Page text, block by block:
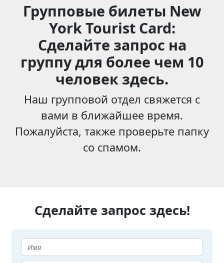
Групповые билеты New
York Tourist Card:
Сделайте запрос на
группу для более чем 10
человек здесь.
Наш групповой отдел свяжется с
вами в ближайшее время.
Пожалуйста, также проверьте папку
со спамом.
Сделайте запрос здесь!